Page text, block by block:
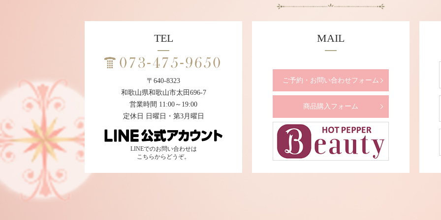
TEL
〒640-8323
和歌山県和歌山市太田696-7
営業時間 11:00～19:00
定休日 日曜日・第3月曜日
LINEでのお問い合わせは
こちらからどうぞ。
MAIL
ご予約・お問い合わせフォーム
商品購入フォーム